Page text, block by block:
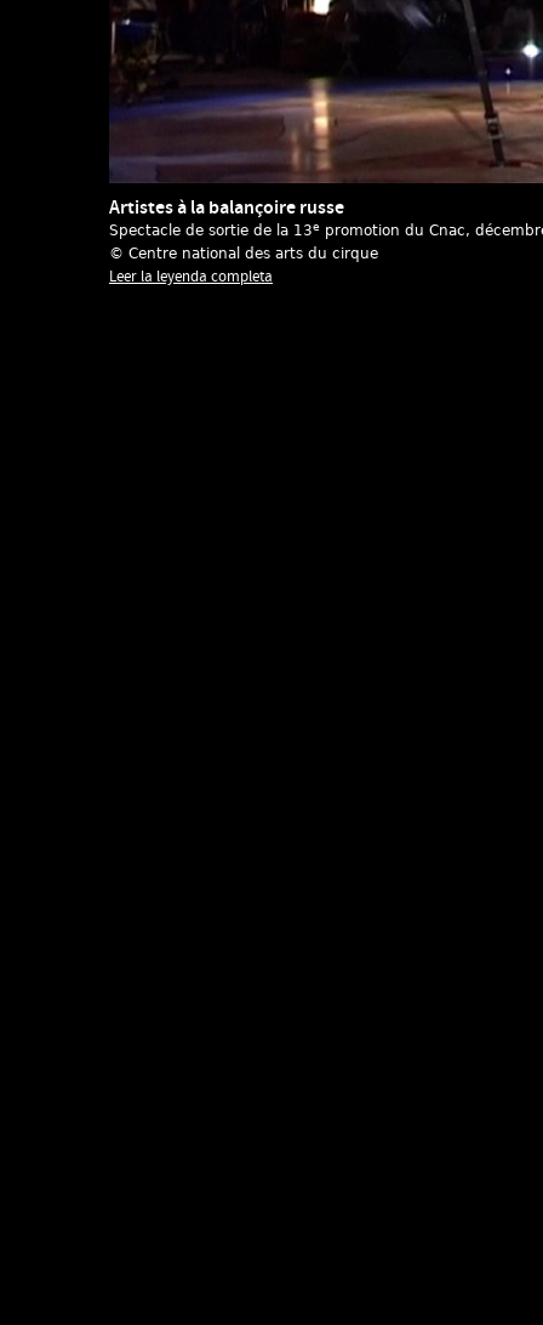
Artistes à la balançoire russe
Spectacle de sortie de la 13e promotion du Cnac,
© Centre national des arts du cirque
Leer la leyenda completa